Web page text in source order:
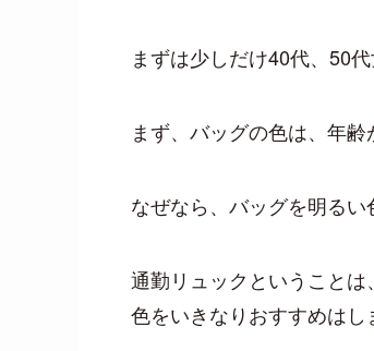
まずは少しだけ40代、50
まず、バッグの色は、年
なぜなら、バッグを明るい
通勤リュックということ
色をいきなりおすすめはし